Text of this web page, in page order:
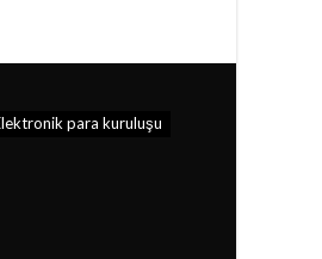
para kuruluşu